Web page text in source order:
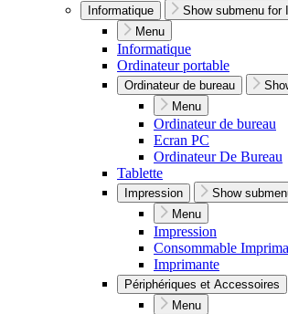
Informatique
Show submenu for
Menu
Informatique
Ordinateur portable
Ordinateur de bureau
Menu
Ordinateur de bureau
Ecran PC
Ordinateur De Bureau
Tablette
Impression
Show
Menu
Impression
Consommable
Imprimante
Périphériques et Accessoires
Menu